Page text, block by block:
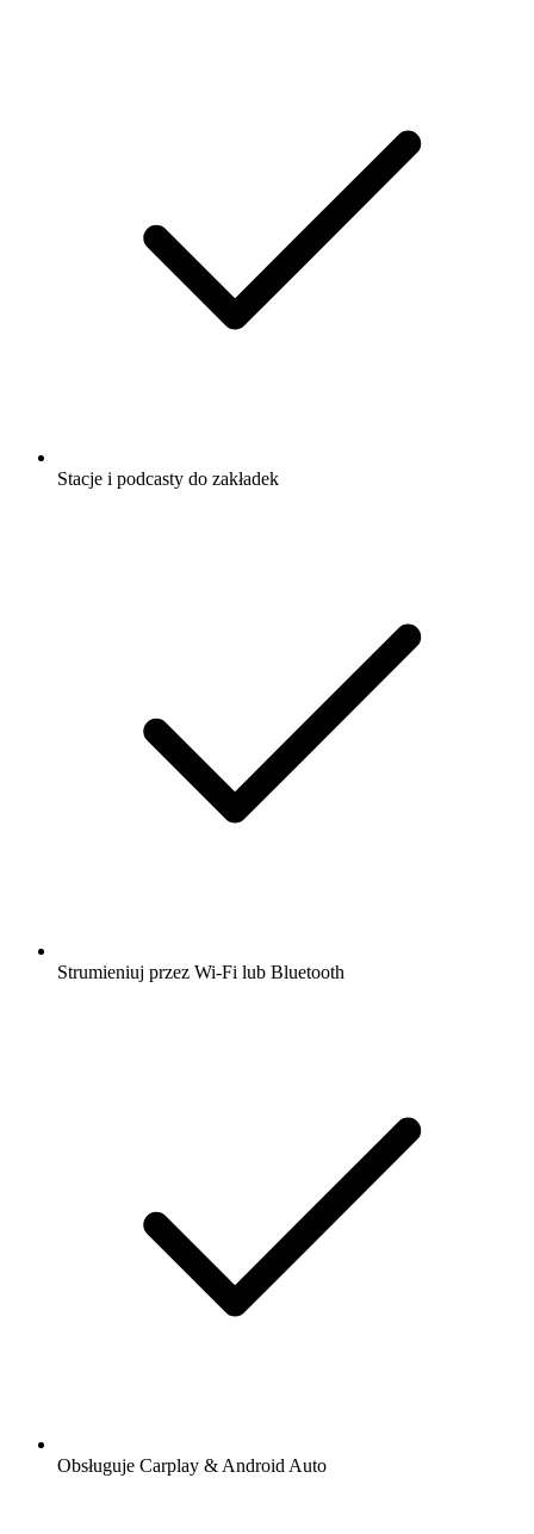
Stacje i podcasty do zakładek
Strumieniuj przez Wi-Fi lub Bluetooth
Obsługuje Carplay & Android Auto